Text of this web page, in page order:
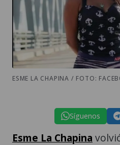
ESME LA CHAPINA / FOTO:
Síguenos
Esme La Chapina